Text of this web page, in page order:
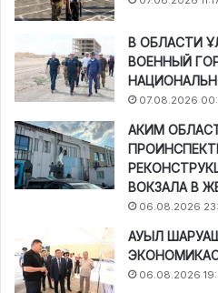
В ОБЛАСТИ
ВОЕННЫЙ
07.08.2026
АКИМ
ВОКЗАЛА В
06.08.2026
АУЫЛ
06.08.2026